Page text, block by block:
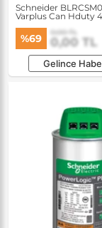
Schneider
Varplus Can Hduty
Kondansatör
%69 0,00 TL
0,00 TL
Gelince